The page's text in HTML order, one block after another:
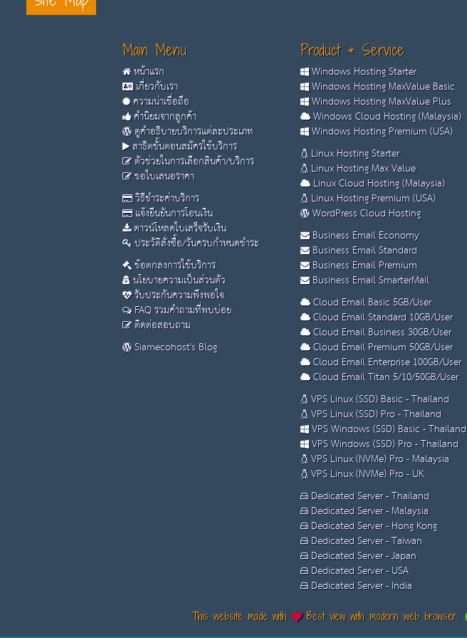
Main Menu
หน้าแรก
เกี่ยวกับเรา
ความน่าเชื่อถือ
คำนิยมจากลูกค้า
ดูคำอธิบายบริการแต่ละประเภท
สาธิตขั้นตอนสมัครใช้บริการ
ตัวช่วยในการเลือกสินค้า/บริการ
ขอใบเสนอราคา
วิธีชำระค่าบริการ
แจ้งยืนยันการโอนเงิน
ดาวน์โหลดใบเสร็จรับเงิน
ประวัติสั่งซื้อ/วันครบกำหนดชำระ
ข้อตกลงการใช้บริการ
นโยบายความเป็นส่วนตัว
รับประกันความพึงพอใจ
FAQ รวมคำถามที่พบบ่อย
ติดต่อสอบถาม
Siamecohost's Blog
Product & Service
Windows Hosting Starter
Windows Hosting MaxValue Basic
Windows Hosting MaxValue Plus
Windows Cloud Hosting (Malaysia)
Windows Hosting Premium (USA)
Linux Hosting Starter
Linux Hosting Max Value
Linux Cloud Hosting (Malaysia)
Linux Hosting Premium (USA)
WordPress Cloud Hosting
Business Email Economy
Business Email Standard
Business Email Premium
Business Email SmarterMail
Cloud Email Basic 5GB/User
Cloud Email Standard 10GB/User
Cloud Email Business 30GB/User
Cloud Email Premium 50GB/User
Cloud Email Enterprise 100GB/User
Cloud Email Titan 5/10/50GB/User
VPS Linux (SSD) Basic - Thailand
VPS Linux (SSD) Pro - Thailand
VPS Windows (SSD) Basic - Thailand
VPS Windows (SSD) Pro - Thailand
VPS Linux (NVMe) Pro - Malaysia
VPS Linux (NVMe) Pro - UK
Dedicated Server - Thailand
Dedicated Server - Malaysia
Dedicated Server - Hong Kong
Dedicated Server - Taiwan
Dedicated Server - Japan
Dedicated Server - USA
Dedicated Server - India
This website made with Best view with modern web browser.